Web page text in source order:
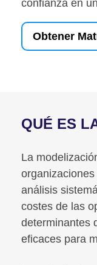
confianza en
Obtener
QUÉ ES
La
análisis
costes de las
determinantes
eficaces para